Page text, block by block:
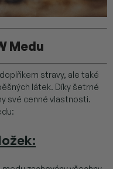
Medu
stravy, ale také
látek. Díky šetrné
své cenné vlastnosti.
: